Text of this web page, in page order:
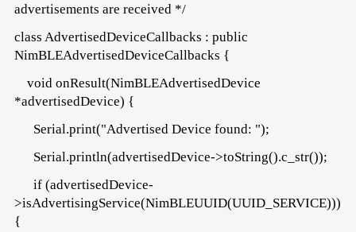
advertisements are received */
class AdvertisedDeviceCallbacks : public
NimBLEAdvertisedDeviceCallbacks {
void onResult(NimBLEAdvertisedDevice
*advertisedDevice) {
Serial.print("Advertised Device found: ");
Serial.println(advertisedDevice->toString().c_str());
if (advertisedDevice-
>isAdvertisingService(NimBLEUUID(UUID_SERVICE)))
{